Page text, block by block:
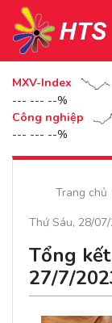
MXV-Index
--- --- --%
Công nghiệp
--- --- --%
Trang chủ
Thứ Sáu, 28/
Tổng
27/7/